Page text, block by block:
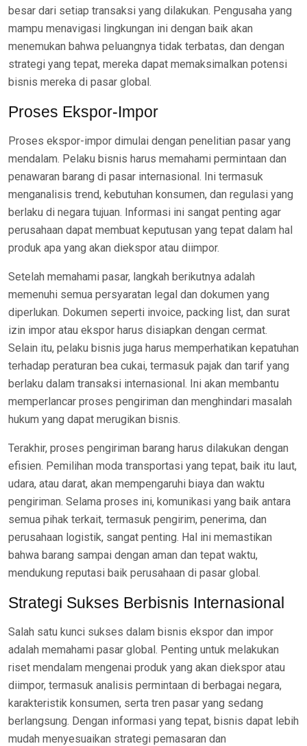
besar dari setiap transaksi yang dilakukan. Pengusaha yang
mampu menavigasi lingkungan ini dengan baik akan
menemukan bahwa peluangnya tidak terbatas, dan dengan
strategi yang tepat, mereka dapat memaksimalkan potensi
bisnis mereka di pasar global.
Proses Ekspor-Impor
Proses ekspor-impor dimulai dengan penelitian pasar yang
mendalam. Pelaku bisnis harus memahami permintaan dan
penawaran barang di pasar internasional. Ini termasuk
menganalisis trend, kebutuhan konsumen, dan regulasi yang
berlaku di negara tujuan. Informasi ini sangat penting agar
perusahaan dapat membuat keputusan yang tepat dalam hal
produk apa yang akan diekspor atau diimpor.
Setelah memahami pasar, langkah berikutnya adalah
memenuhi semua persyaratan legal dan dokumen yang
diperlukan. Dokumen seperti invoice, packing list, dan surat
izin impor atau ekspor harus disiapkan dengan cermat.
Selain itu, pelaku bisnis juga harus memperhatikan kepatuhan
terhadap peraturan bea cukai, termasuk pajak dan tarif yang
berlaku dalam transaksi internasional. Ini akan membantu
memperlancar proses pengiriman dan menghindari masalah
hukum yang dapat merugikan bisnis.
Terakhir, proses pengiriman barang harus dilakukan dengan
efisien. Pemilihan moda transportasi yang tepat, baik itu laut,
udara, atau darat, akan mempengaruhi biaya dan waktu
pengiriman. Selama proses ini, komunikasi yang baik antara
semua pihak terkait, termasuk pengirim, penerima, dan
perusahaan logistik, sangat penting. Hal ini memastikan
bahwa barang sampai dengan aman dan tepat waktu,
mendukung reputasi baik perusahaan di pasar global.
Strategi Sukses Berbisnis Internasional
Salah satu kunci sukses dalam bisnis ekspor dan impor
adalah memahami pasar global. Penting untuk melakukan
riset mendalam mengenai produk yang akan diekspor atau
diimpor, termasuk analisis permintaan di berbagai negara,
karakteristik konsumen, serta tren pasar yang sedang
berlangsung. Dengan informasi yang tepat, bisnis dapat lebih
mudah menyesuaikan strategi pemasaran dan